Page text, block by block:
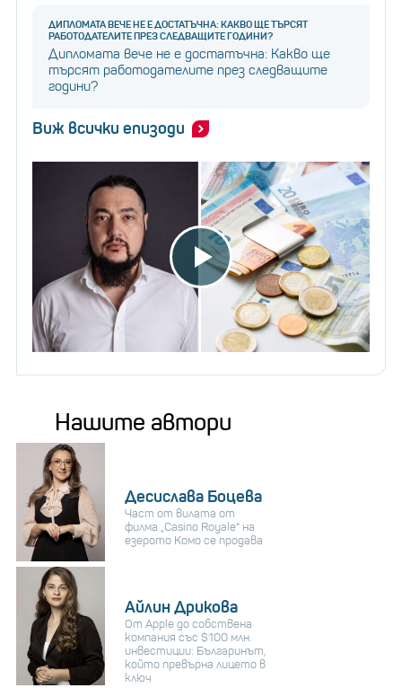
ДИПЛОМАТА ВЕЧЕ НЕ Е ДОСТАТЪЧНА: КАКВО ЩЕ ТЪРСЯТ
РАБОТОДАТЕЛИТЕ ПРЕЗ СЛЕДВАЩИТЕ ГОДИНИ?
Дипломата вече не е достатъчна: Какво ще
търсят работодателите през следващите
години?
Виж всички епизоди
Нашите автори
Десислава Боцева
Част от вилата от
филма „Casino Royale“ на
езерото Комо се продава
Айлин Дрикова
От Apple до собствена
компания със $100 млн.
инвестиции: Българинът,
който превърна лицето в
ключ